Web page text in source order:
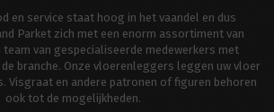
en service staat hoog in het vaandel en dus
Parket zich met een enorm assortiment van
team van gespecialiseerde medewerkers met
branche. Onze vloerenleggers leggen uw vloer
Visgraat en andere patronen of figuren behoren
ook tot de mogelijkheden.